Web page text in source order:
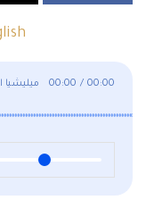
00:00 / 00:00